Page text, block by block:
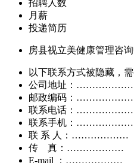
招聘人数
月薪
投递简历
房县视立美健康管理咨
以下联系方式被隐藏，
公司地址：………………
邮政编码：………………
联系电话：………………
联系手机：………………
联 系 人：………………
传 真：………………
E-mail ：………………